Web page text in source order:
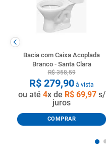
Bacia com Caixa Acoplada
Branco - Santa Clara
R$ 358,59
R$ 279,90 à vista
ou até 4x de R$ 69,97s/
juros
COMPRAR